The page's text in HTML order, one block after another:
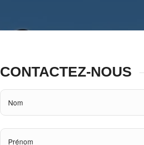
CONTACTEZ-NOUS